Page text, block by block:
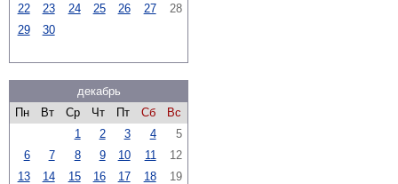
22
23 24 25 26 27
28
29
30
декабрь
Пн
Вт Ср Чт Пт Сб
Вс
1
2 3 4
5
6
7 8 9 10 11
12
13
14 15 16 17 18
19